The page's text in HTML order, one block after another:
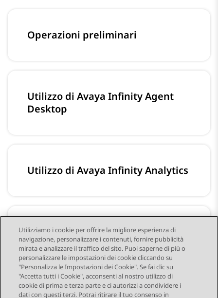
Operazioni preliminari
Utilizzo di Avaya Infinity Agent
Desktop
Utilizzo di Avaya Infinity Analytics
Dizionario di dati di Avaya Infinity
Analisi
Utilizziamo i cookie per offrire la migliore esperienza di
navigazione, personalizzare i contenuti, fornire pubblicità
mirata e analizzare il traffico del sito. Puoi saperne di più o
personalizzare le impostazioni dei cookie cliccando su
"Personalizza le Impostazioni dei Cookie". Se fai clic su
"Accetta tutti i Cookie", acconsenti al nostro utilizzo di
cookie di prima e terza parte e ci autorizzi a condividere i
dati con questi terzi. Potrai ritirare il tuo consenso in